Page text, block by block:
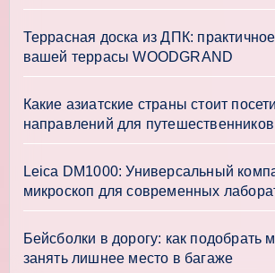
Террасная доска из ДПК:
вашей террасы WOODGRAND
Какие азиатские страны стоит
направлений для путешественников
Leica DM1000: Универсальный
микроскоп для современных
Бейсболки в дорогу: как подобрать
занять лишнее место в багаже